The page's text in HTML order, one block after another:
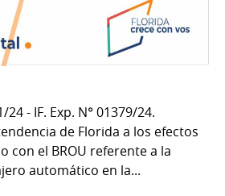
24 - IF. Exp. N° 01379/24.
de Florida a los efectos
con el BROU referente a la
automático en la...